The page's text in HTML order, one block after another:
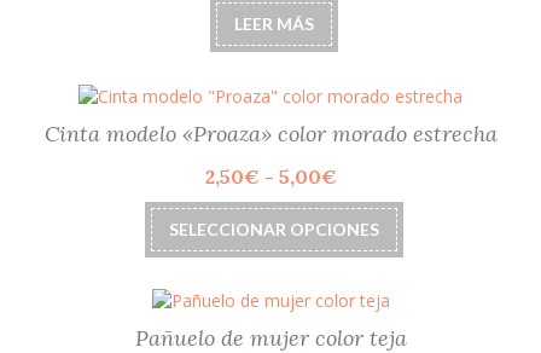
LEER MÁS
Cinta modelo «Proaza» color morado estrecha
2,50€ - 5,00€Rango
de
precios:
desde
hasta
5,00€
SELECCIONAR OPCIONES
Este
producto
tiene
Las
Pañuelo de mujer color teja